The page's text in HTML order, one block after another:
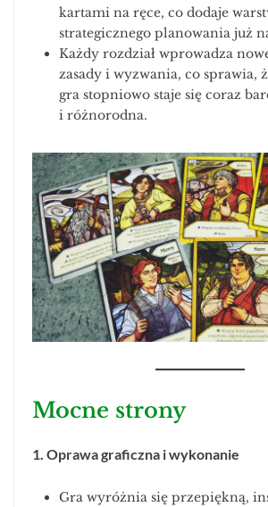
kartami na ręce, co dodaje
strategicznego planowania już
Każdy rozdział wprowadza
zasady i wyzwania, co sprawia,
gra stopniowo staje się coraz
i różnorodna.
Mocne strony
1. Oprawa graficzna i wykonanie
Gra wyróżnia się przepiękną,